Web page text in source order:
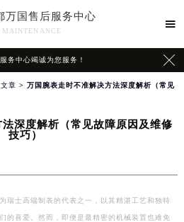
万国售后服务中心
MAINTENANCE

务中心竭诚为您服务！ 
文章 > 万国腕表走时不准解决方法深度解析（常见
深度解析（常见故障原因及维修
技巧）
瑞士高端制表的代表之一，以其精湛工艺和独特
的喜爱。然而，即便是最精密的机械装置也难免